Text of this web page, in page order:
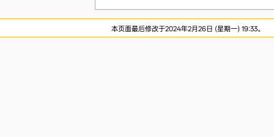
本页面最后修改于2024年2月26日 (星期一) 19:33。